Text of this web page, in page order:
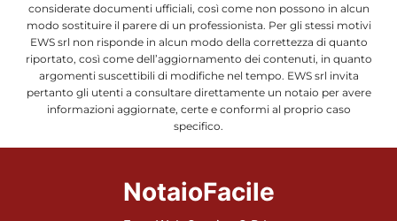
considerate documenti ufficiali, così come non possono in alcun
modo sostituire il parere di un professionista. Per gli stessi motivi
EWS srl non risponde in alcun modo della correttezza di quanto
riportato, così come dell’aggiornamento dei contenuti, in quanto
argomenti suscettibili di modifiche nel tempo. EWS srl invita
pertanto gli utenti a consultare direttamente un notaio per avere
informazioni aggiornate, certe e conformi al proprio caso
specifico.
NotaioFacile